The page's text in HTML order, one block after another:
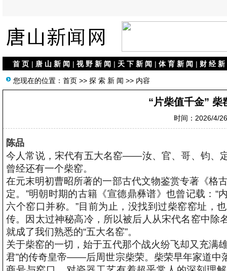
首 页 | 唐 山 新 闻 | 视 野 新 闻 | 天 下 新 闻 | 体 育 新 闻 | 财 经 新
您现在的位置： 首页 >> 探 索 新 闻 >> 内容
“片柴值千金” 柴
时间：2026/4/
陈品
今人常说，宋代有五大名窑——汝、官、哥、钧、
曾经还有一个柴窑。
在元末明初曹昭所著的一部古代文物鉴赏专著《格
定。”明朝时期的古籍《宣德鼎彝谱》也曾记载：
六个窑口并称。”目前为止，没找到过柴窑窑址，
传。因太过神秘高冷，所以被后人从宋代名窑中除
就成了我们熟悉的“五大名窑”。
关于柴窑的一切，始于五代那个战火纷飞却又充满
君”的传奇皇帝——后周世宗柴荣。柴荣早年家道中